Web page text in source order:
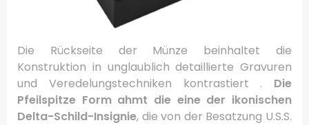
Die Rückseite der Münze beinhaltet die
Konstruktion in unglaublich detaillierte Gravuren
und Veredelungstechniken kontrastiert . Die
Pfeilspitze Form ahmt die eine der ikonischen
Delta-Schild-Insignie, die von der Besatzung U.S.S.